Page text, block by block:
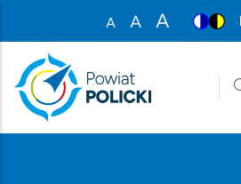
A
Set font size to 100%
A
A